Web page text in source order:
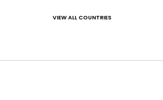
ARTIKEL
VIEW ALL COUNTRIES